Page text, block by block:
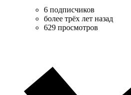
6 подписчиков
более трёх лет назад
629 просмотров